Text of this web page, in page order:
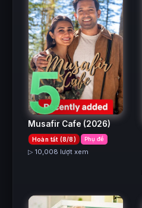
5
Musafir Cafe (2026)
Hoàn tất (8/8) Phụ đề
▷ 10,008 lượt xem